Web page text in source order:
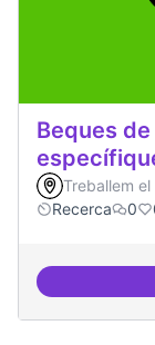
Beques
Treballem
Recerca
0